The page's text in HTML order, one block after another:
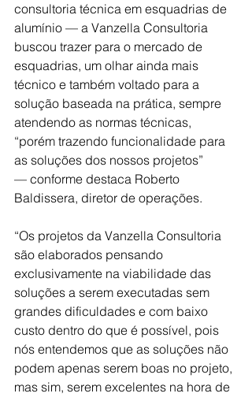
consultoria técnica em esquadrias de
alumínio — a Vanzella Consultoria
buscou trazer para o mercado de
esquadrias, um olhar ainda mais
técnico e também voltado para a
solução baseada na prática, sempre
atendendo as normas técnicas,
“porém trazendo funcionalidade para
as soluções dos nossos projetos”
— conforme destaca Roberto
Baldissera, diretor de operações.
“Os projetos da Vanzella Consultoria
são elaborados pensando
exclusivamente na viabilidade das
soluções a serem executadas sem
grandes dificuldades e com baixo
custo dentro do que é possível, pois
nós entendemos que as soluções não
podem apenas serem boas no projeto,
mas sim, serem excelentes na hora de